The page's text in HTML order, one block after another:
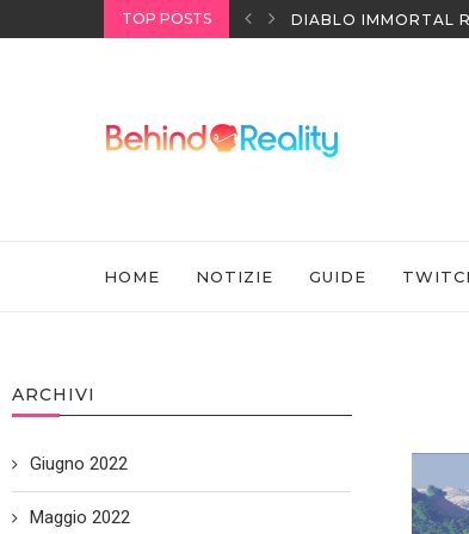
TOP POSTS
SONY DIABLO IMMORTAL
HOME NOTIZIE GUIDE
ARCHIVI
Giugno 2022
Maggio 2022